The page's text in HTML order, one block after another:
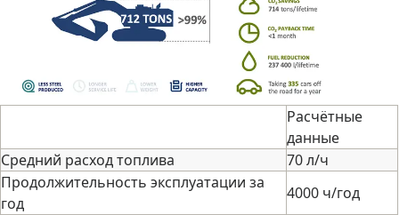
Расчётные
данные
Средний расход топлива
70 л/ч
Продолжительность эксплуатации за
год
4000 ч/год